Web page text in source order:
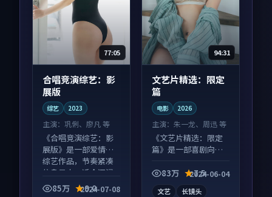
77:05
合唱竞演综艺：影
展版
综艺 2023
主演： 巩俐、廖凡 等
《合唱竞演综艺：影
展版》是一部爱情向
综艺作品，节奏紧凑
信息量大，适合沉浸
式追看。
85万 9.0
2024-07-08
94:31
文艺片精选：限定
篇
电影 2026
主演：朱一龙、周迅 等
《文艺片精选：限定
篇》是一部喜剧向电
息量大，适合沉浸式
83万 7.5
2024-06-04
文艺
长镜头